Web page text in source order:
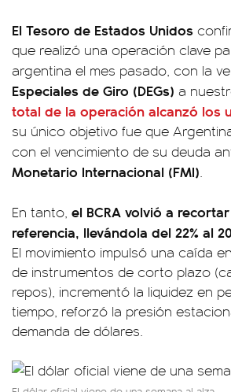
El Tesoro de Estados Unidos
que realizó una operación clave
argentina el mes pasado, con la
Especiales de Giro (DEGs) a
total de la operación alcanzó los
su único objetivo fue que
con el vencimiento de su deuda
Monetario Internacional (FMI).
En tanto, el BCRA volvió a
referencia, llevándola del 22% al
El movimiento impulsó una caída
de instrumentos de corto plazo
repos), incrementó la liquidez en
tiempo, reforzó la presión
demanda de dólares.